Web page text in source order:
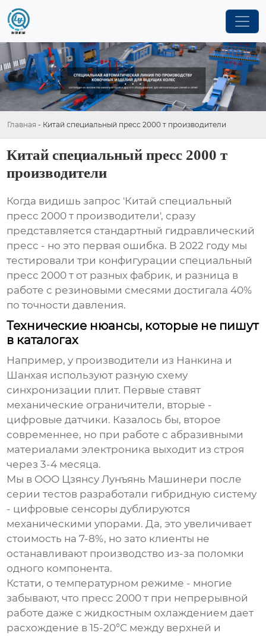
Главная - Китай специальный пресс 2000 т производители
Китай специальный пресс 2000 т
производители
Когда видишь запрос 'Китай специальный
пресс 2000 т производители', сразу
представляется стандартный гидравлический
пресс - но это первая ошибка. В 2022 году мы
тестировали три конфигурации специальный
пресс 2000 т от разных фабрик, и разница в
работе с резиновыми смесями достигала 40%
по точности давления.
Технические нюансы, которые не пишут
в каталогах
Например, у производители из Нанкина и
Шанхая используют разную схему
синхронизации плит. Первые ставят
механические ограничители, вторые -
цифровые датчики. Казалось бы, второе
современнее, но при работе с абразивными
материалами электроника выходит из строя
через 3-4 месяца.
Мы в ООО Цзянсу Лунъянь Машинери после
серии тестов разработали гибридную систему
- цифровые сенсоры дублируются
механическими упорами. Да, это увеличивает
стоимость на 7-8%, но зато клиенты не
останавливают производство из-за поломки
одного компонента.
Кстати, о температурном режиме - многие
забывают, что пресс 2000 т при непрерывной
работе даже с жидкостным охлаждением дает
расхождение в 15-20°C между верхней и